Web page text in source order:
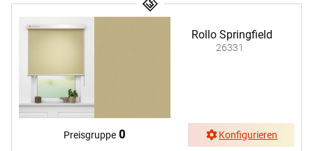
Rollo Springfield
26331
Preisgruppe 0 Konfigurieren